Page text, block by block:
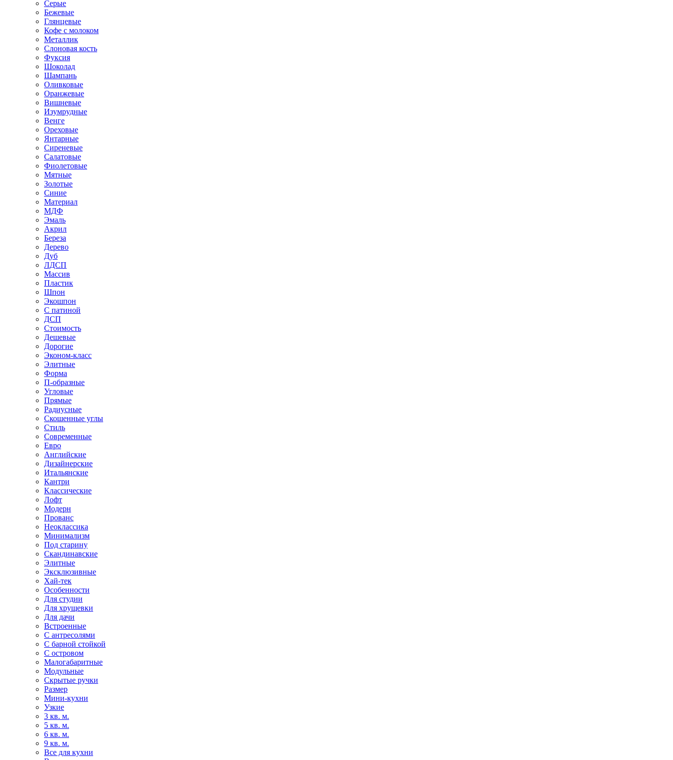
Серые
Бежевые
Глянцевые
Кофе с молоком
Металлик
Слоновая кость
Фуксия
Шоколад
Шампань
Оливковые
Оранжевые
Вишневые
Изумрудные
Венге
Ореховые
Янтарные
Сиреневые
Салатовые
Фиолетовые
Мятные
Золотые
Синие
Материал
МДФ
Эмаль
Акрил
Береза
Дерево
Дуб
ЛДСП
Массив
Пластик
Шпон
Экошпон
С патиной
ДСП
Стоимость
Дешевые
Дорогие
Эконом-класс
Элитные
Форма
П-образные
Угловые
Прямые
Радиусные
Скошенные углы
Стиль
Современные
Евро
Английские
Дизайнерские
Итальянские
Кантри
Классические
Лофт
Модерн
Прованс
Неоклассика
Минимализм
Под старину
Скандинавские
Элитные
Эксклюзивные
Хай-тек
Особенности
Для студии
Для хрущевки
Для дачи
Встроенные
С антресолями
С барной стойкой
С островом
Малогабаритные
Модульные
Скрытые ручки
Размер
Мини-кухни
Узкие
3 кв. м.
5 кв. м.
6 кв. м.
9 кв. м.
Все для кухни